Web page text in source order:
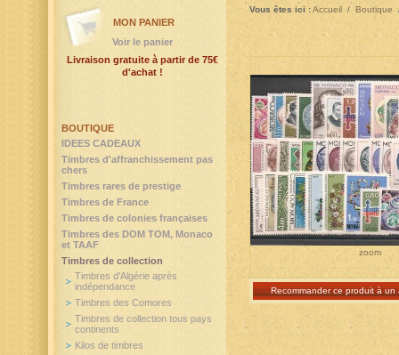
Vous êtes ici :Accueil / Boutique
zoom
Recommander ce produit à un
BOUTIQUE
IDEES CADEAUX
Timbres d'affranchissement pas
chers
Timbres rares de prestige
Timbres de France
Timbres de colonies françaises
Timbres des DOM TOM, Monaco
et TAAF
Timbres de collection
Timbres d'Algérie après
indépendance
Timbres des Comores
Timbres de collection tous pays
continents
Kilos de timbres
MON PANIER
Voir le panier
Livraison gratuite à partir de 75€
d'achat !